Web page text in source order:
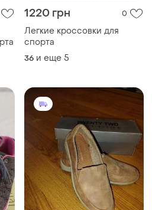
1220 грн 0
Легкие кроссовки для
спорта
36 и еще 5